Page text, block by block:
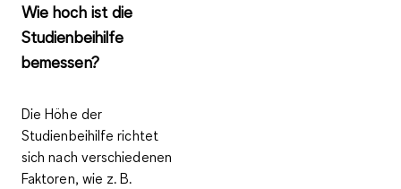
Wie hoch ist die
Studienbeihilfe
bemessen?
DieHöhe der
Studienbeihilfe richtet
sich nach verschiedenen
Faktoren, wie z. B.